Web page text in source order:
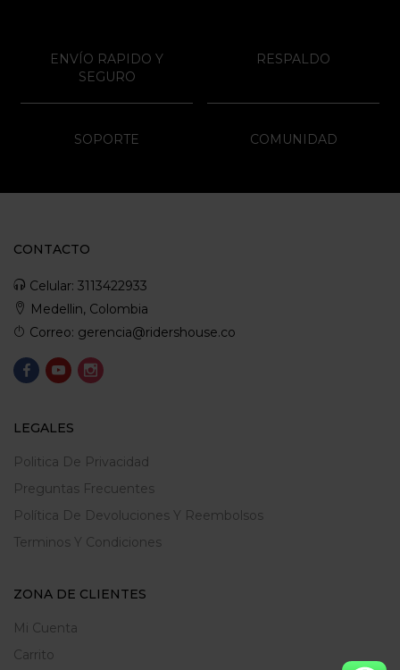
ENVÍO RAPIDO Y
SEGURO
RESPALDO
SOPORTE COMUNIDAD
CONTACTO
Celular: 3113422933
Medellin, Colombia
Correo: gerencia@ridershouse.co
LEGALES
Politica De Privacidad
Preguntas Frecuentes
Política De Devoluciones Y Reembolsos
Terminos Y Condiciones
ZONA DE CLIENTES
Mi Cuenta
Carrito